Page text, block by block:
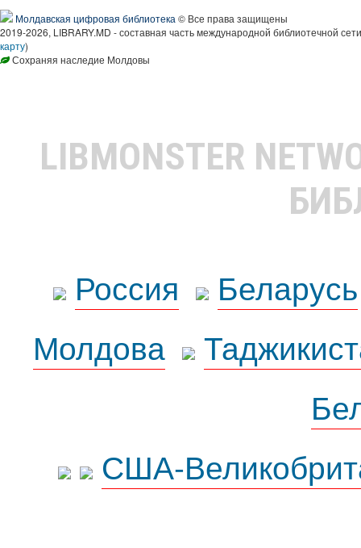
Молдавская цифровая библиотека © Все права защищены
2019-2026, LIBRARY.MD - составная часть международной библиотечной
карту)
Сохраняя наследие Молдовы
LIBMONSTER
Россия
Беларусь
Молдова
США-